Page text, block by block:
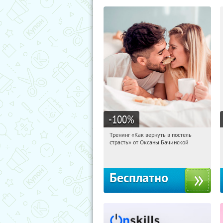
-100%
18:19:52 Получили:
Тренинг «Как вернуть в постель
страсть» от Оксаны Бачинской
Бесплатно